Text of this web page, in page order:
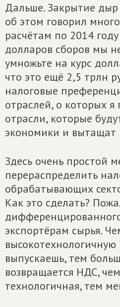
Дальше. Закрытие
об этом говорил
расчётам по 2014
долларов сборов мы
умножьте на курс
что это ещё 2,5 трлн
налоговые
отраслей, о которых я
отрасли, которые
экономики и вытащат
Здесь очень простой
перераспределить
обрабатывающих
Как это сделать?
экспортёрам сырья.
выпускаешь, тем
возвращается НДС,
технологичная, тем